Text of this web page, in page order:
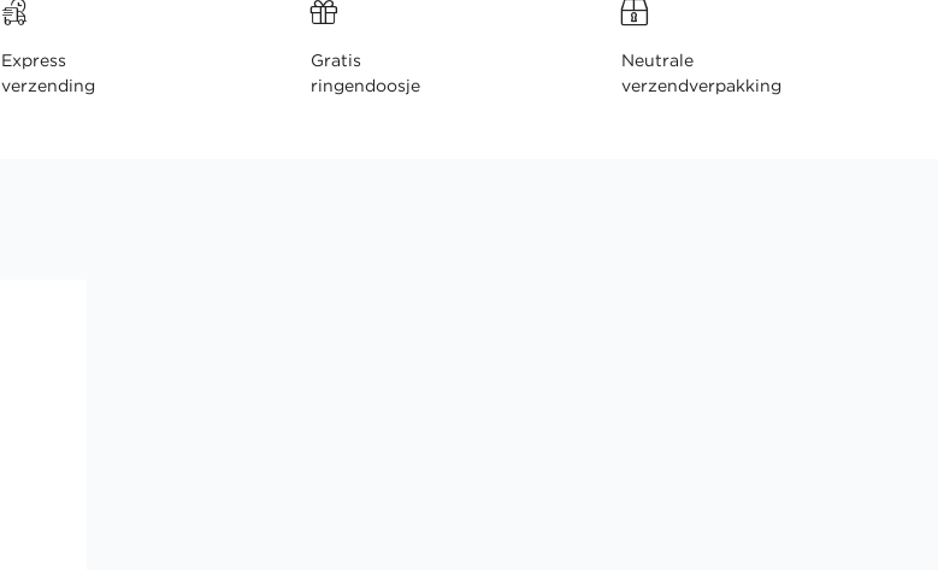
Express
verzending
Gratis
ringendoosje
Neutrale
verzendverpakking